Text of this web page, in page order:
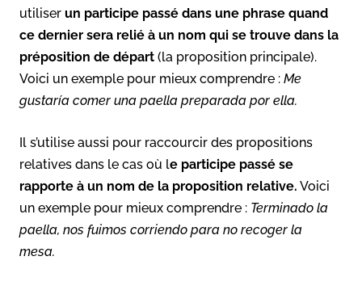
utiliser un participe passé dans une phrase quand
ce dernier sera relié à un nom qui se trouve dans la
préposition de départ (la proposition principale).
Voici un exemple pour mieux comprendre : Me
gustaría comer una paella preparada por ella.
Il s’utilise aussi pour raccourcir des propositions
relatives dans le cas où le participe passé se
rapporte à un nom de la proposition relative. Voici
un exemple pour mieux comprendre : Terminado la
paella, nos fuimos corriendo para no recoger la
mesa.